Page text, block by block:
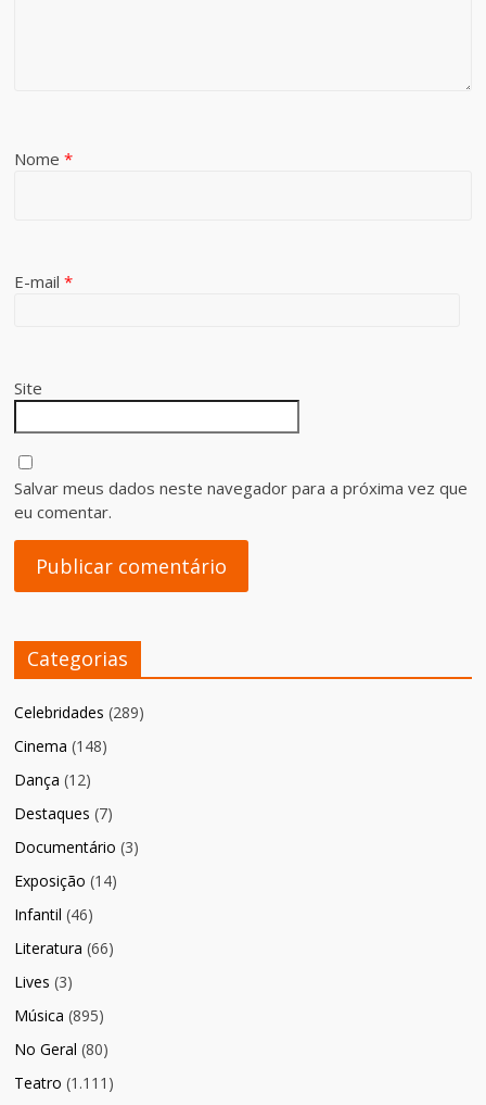
Nome*
E-mail*
Site
Salvar meus dados neste navegador para a próxima vez que
eu comentar.
Categorias
Celebridades (289)
Cinema (148)
Dança (12)
Destaques (7)
Documentário (3)
Exposição (14)
Infantil (46)
Literatura (66)
Lives (3)
Música (895)
No Geral (80)
Teatro (1.111)